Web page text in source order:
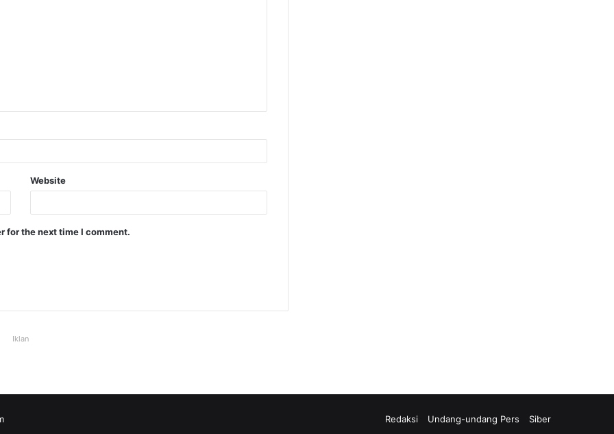
Website
for the next time I comment.
Iklan
Redaksi Undang-undang Pers Siber